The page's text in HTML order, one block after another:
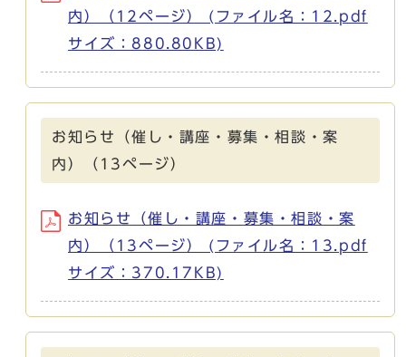
内）（12ページ） (ファイル名：12.pdf
サイズ：880.80KB)
お知らせ（催し・講座・募集・相談・案
内）（13ページ）
お知らせ（催し・講座・募集・相談・案
内）（13ページ） (ファイル名：13.pdf
サイズ：370.17KB)